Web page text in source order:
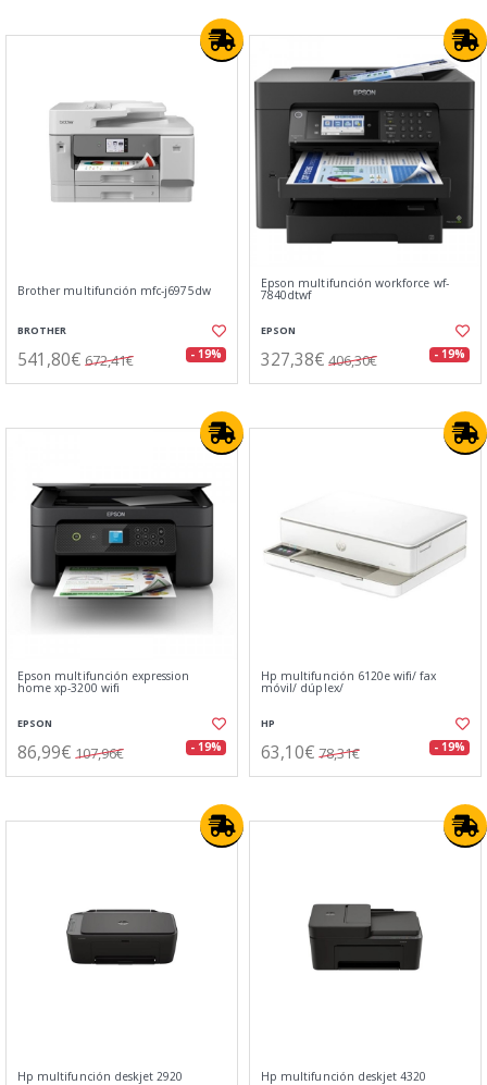
Brother multifunción mfc-j6975dw
BROTHER
541,80€ 672,41€ - 19%
Epson multifunción workforce wf-
7840dtwf
EPSON
327,38€ 406,30€ - 19%
Epson multifunción expression
home xp-3200 wifi
EPSON
86,99€ 107,96€ - 19%
Hp multifunción 6120e wifi/ fax
móvil/ dúplex/
HP
63,10€ 78,31€ - 19%
Hp multifunción deskjet 2920 Hp multifunción deskjet 4320